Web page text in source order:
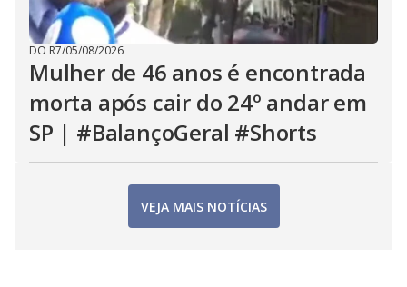
DO R7/05/08/2026
Mulher de 46 anos é encontrada
morta após cair do 24º andar em
SP | #BalançoGeral #Shorts
VEJA MAIS NOTÍCIAS